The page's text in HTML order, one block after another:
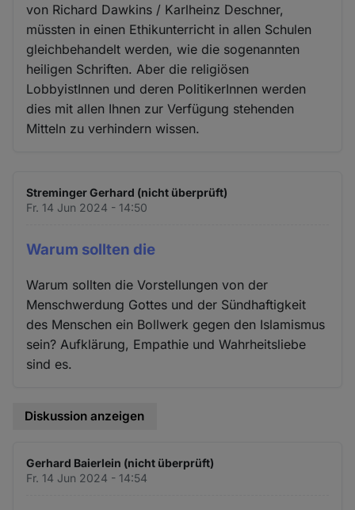
von Richard Dawkins / Karlheinz Deschner,
müssten in einen Ethikunterricht in allen Schulen
gleichbehandelt werden, wie die sogenannten
heiligen Schriften. Aber die religiösen
LobbyistInnen und deren PolitikerInnen werden
dies mit allen Ihnen zur Verfügung stehenden
Mitteln zu verhindern wissen.
Streminger Gerhard (nicht überprüft)
Fr. 14 Jun 2024 - 14:50
Warum sollten die
Warum sollten die Vorstellungen von der
Menschwerdung Gottes und der Sündhaftigkeit
des Menschen ein Bollwerk gegen den Islamismus
sein? Aufklärung, Empathie und Wahrheitsliebe
sind es.
Diskussion anzeigen
Gerhard Baierlein (nicht überprüft)
Fr. 14 Jun 2024 - 14:54